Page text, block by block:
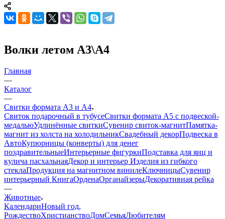
Волки летом А3\А4
Главная
—
Каталог
—
Свитки формата А3 и А4
Свиток подарочный в тубусеСвитки формата А5 с подвеской-
медальюУдлинённые свиткиСувенир свиток-магнитПамятка-
магнит из холста на холодильникСвадебный декорПодвеска в
АвтоКупюрницы (конверты) для денег
поздравительныеИнтерьерные фигуркиПодставка для яиц и
кулича пасхальнаяДекор и интерьер Изделия из гибкого
стеклаПродукция на магнитном винилеКлючницыСувенир
интерьерный КнигаОрденаОрганайзерыДекоративная рейка
—
Животные
КалендариНовый год,
РождествоХристианствоДомСемьяЛюбителям